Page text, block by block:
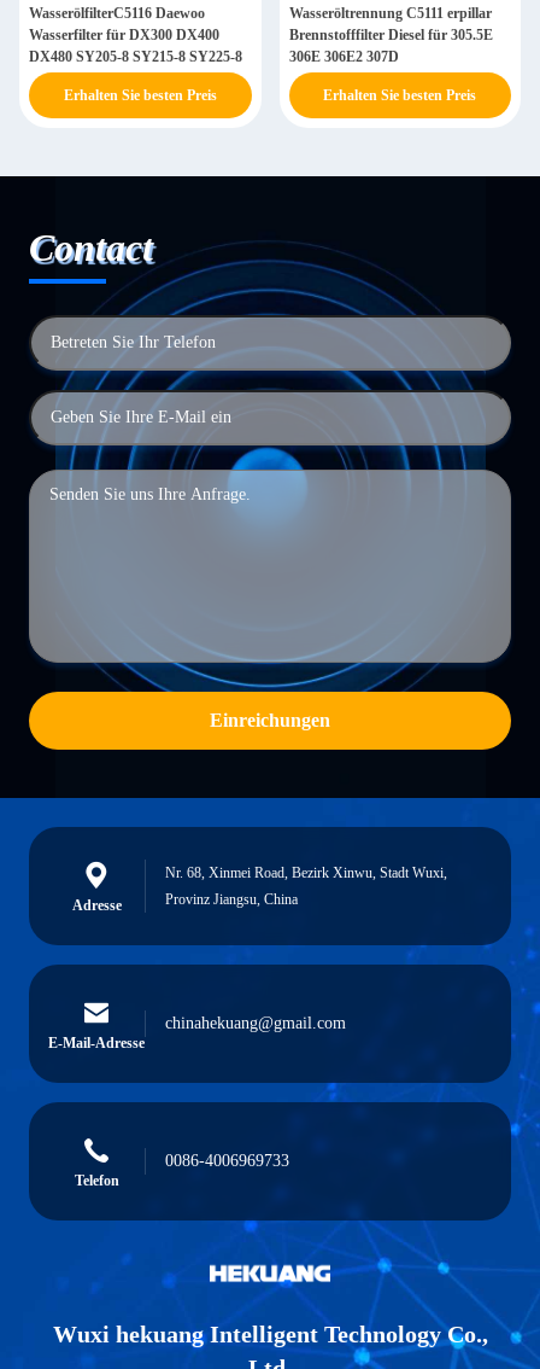
WasserölfilterC5116 Daewoo
Wasserfilter für DX300 DX400
DX480 SY205-8 SY215-8 SY225-8
Erhalten Sie besten Preis
Wasseröltrennung C5111 erpillar
Brennstofffilter Diesel für 305.5E
306E 306E2 307D
Erhalten Sie besten Preis
Contact
Einreichungen
Adresse
Nr. 68, Xinmei Road, Bezirk Xinwu, Stadt Wuxi,
Provinz Jiangsu, China
E-Mail-Adresse
chinahekuang@gmail.com
Telefon
0086-4006969733
Wuxi hekuang Intelligent Technology Co.,